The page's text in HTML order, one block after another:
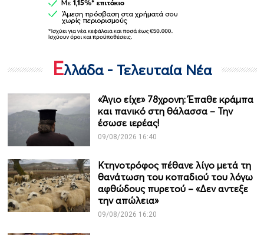
Ελλάδα - Τελευταία Νέα
«Άγιο είχε» 78χρονη: Έπαθε κράμπα
και πανικό στη θάλασσα – Την
έσωσε ιερέας!
09/08/2026 16:40
Κτηνοτρόφος πέθανε λίγο μετά τη
θανάτωση του κοπαδιού του λόγω
αφθώδους πυρετού – «Δεν αντεξε
την απώλεια»
09/08/2026 16:20